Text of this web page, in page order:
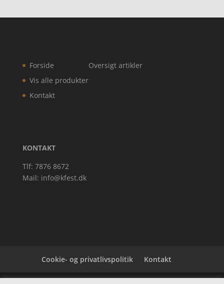
Forside
Vis alle produkter
Kontakt
Oversigt artikler
KONTAKT
Tlf: 7876 8672
Mail: info@kfest.dk
Cookie- og privatlivspolitik Kontakt